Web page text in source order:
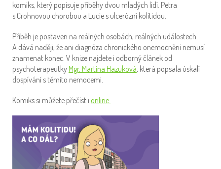
komiks, který popisuje příběhy dvou mladých lidí. Petra
s Crohnovou chorobou a Lucie s ulcerózní kolitidou.
Příběh je postaven na reálných osobách, reálných událostech.
A dává naději, že ani diagnóza chronického onemocnění nemusí
znamenat konec. V knize najdete i odborný článek od
psychoterapeutky Mgr. Martina Hazuková, která popsala úskalí
dospívání s těmito nemocemi.
Komiks si můžete přečíst i online.